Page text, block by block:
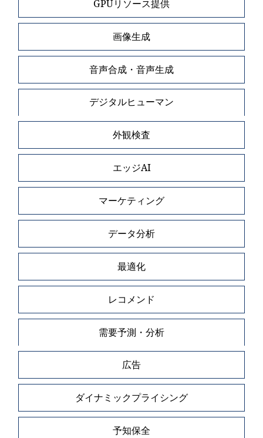
GPUリソース提供
画像生成
音声合成・音声生成
デジタルヒューマン
外観検査
エッジAI
マーケティング
データ分析
最適化
レコメンド
需要予測・分析
広告
ダイナミックプライシング
予知保全